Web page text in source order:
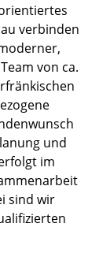
verbinden
von ca.
und
im
sind wir